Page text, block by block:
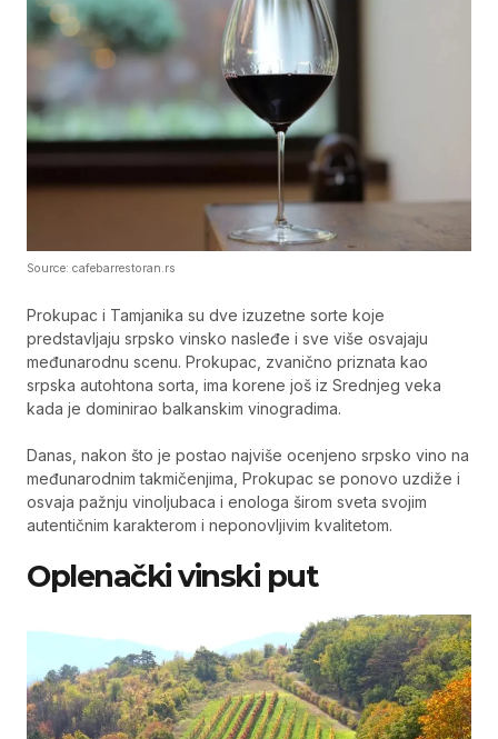
Source: cafebarrestoran.rs
Prokupac i Tamjanika su dve izuzetne sorte koje
predstavljaju srpsko vinsko nasleđe i sve više osvajaju
međunarodnu scenu. Prokupac, zvanično priznata kao
srpska autohtona sorta, ima korene još iz Srednjeg veka
kada je dominirao balkanskim vinogradima.
Danas, nakon što je postao najviše ocenjeno srpsko vino na
međunarodnim takmičenjima, Prokupac se ponovo uzdiže i
osvaja pažnju vinoljubaca i enologa širom sveta svojim
autentičnim karakterom i neponovljivim kvalitetom.
Oplenački vinski put